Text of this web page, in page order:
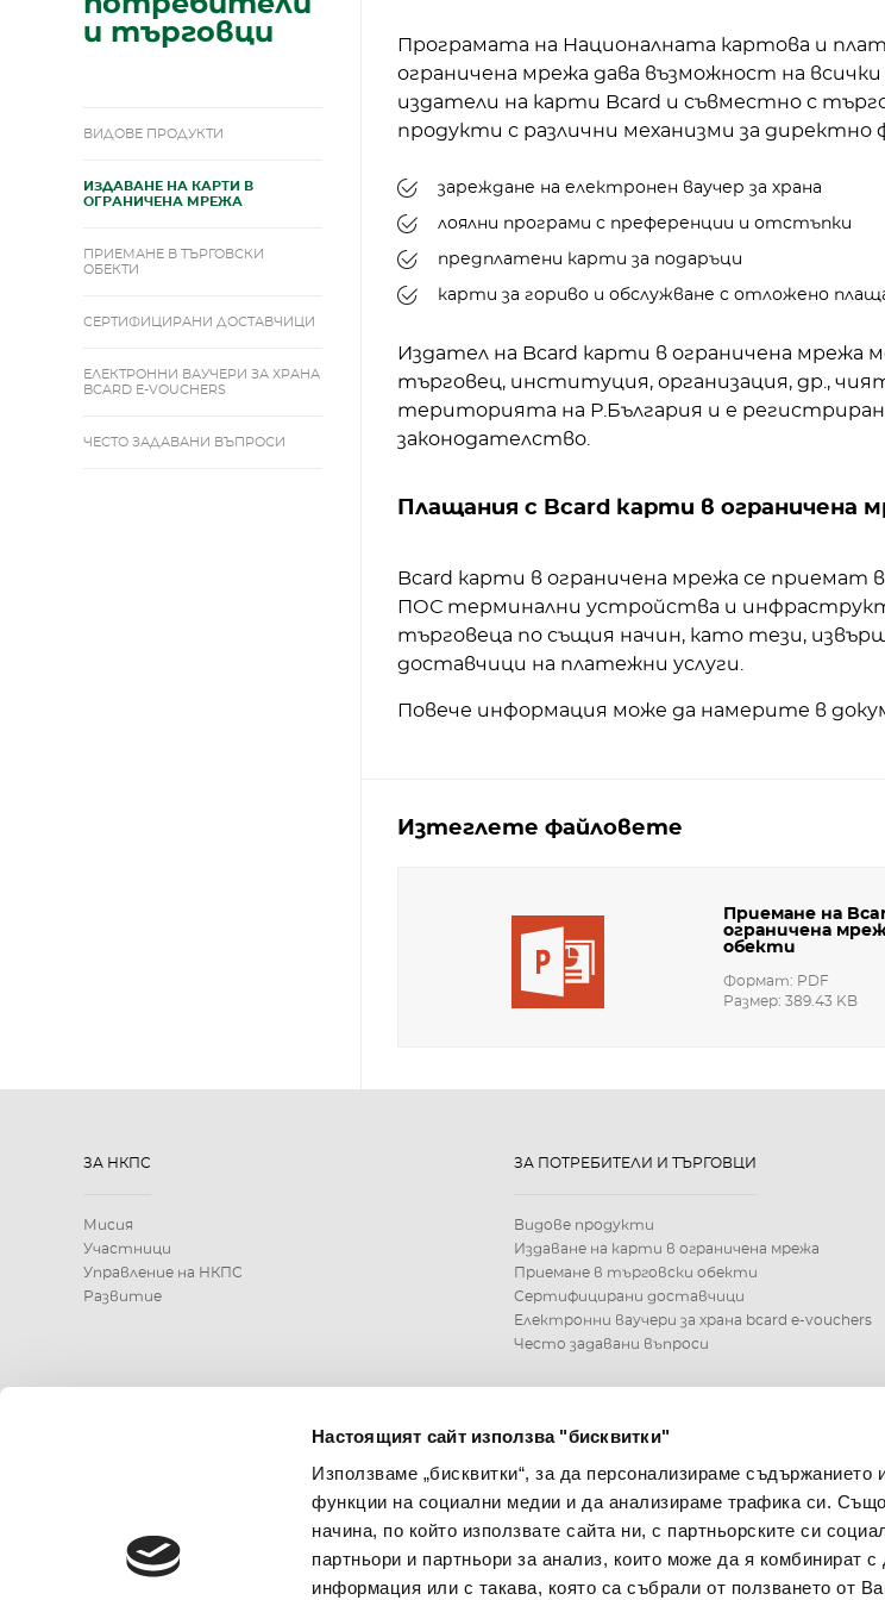
Настоящият сайт използва "бисквитки"
Използваме „бисквитки“, за да персонализираме съдържанието
функции на социални медии и да анализираме трафика си.
начина, по който използвате сайта ни, с партньорските си
партньори и партньори за анализ, които може да я комбинират
информация или с такава, която са събрали от ползването от
и търговци
ВИДОВЕ ПРОДУКТИ
ИЗДАВАНЕ НА КАРТИ В
ОГРАНИЧЕНА МРЕЖА
ПРИЕМАНЕ В ТЪРГОВСКИ
ОБЕКТИ
СЕРТИФИЦИРАНИ ДОСТАВЧИЦИ
ЕЛЕКТРОННИ ВАУЧЕРИ ЗА ХРАНА
BCARD E-VOUCHERS
ЧЕСТО ЗАДАВАНИ ВЪПРОСИ
Програмата на Националната картова и
ограничена мрежа дава възможност на
издатели на карти Bcard и съвместно с
продукти с различни механизми за директно
зареждане на електронен ваучер за храна
лоялни програми с преференции и отстъпки
предплатени карти за подаръци
карти за гориво и обслужване с отложено
Издател на Bcard карти в ограничена мрежа
търговец, институция, организация, др.,
територията на Р.България и е
законодателство.
Плащания с Bcard карти в ограничена
Bcard карти в ограничена мрежа се
ПОС терминални устройства и
търговеца по същия начин, като тези,
доставчици на платежни услуги.
Повече информация може да намерите в
Изтеглете файловете
Приемане на
ограничена
обекти
Формат: PDF
Размер: 389.43 KB
ЗА НКПС
Мисия
Участници
Управление на НКПС
Развитие
ЗА ПОТРЕБИТЕЛИ И ТЪРГОВЦИ
Видове продукти
Издаване на карти в ограничена мрежа
Приемане в търговски обекти
Сертифицирани доставчици
Електронни ваучери за храна bcard e-vouchers
Често задавани въпроси
0700 199 10 или
*9910